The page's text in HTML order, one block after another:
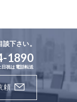
下さい。
1890
祝は電話転送
頼